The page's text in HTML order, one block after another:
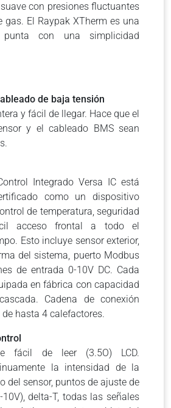
con presiones fluctuantes
gas. El Raypak XTherm es una
con una simplicidad
de baja tensión
y fácil de llegar. Hace que el
y el cableado BMS sean
Integrado Versa IC está
como un dispositivo
de temperatura, seguridad
acceso frontal a todo el
Esto incluye sensor exterior,
del sistema, puerto Modbus
de entrada 0-10V DC. Cada
en fábrica con capacidad
Cadena de conexión
hasta 4 calefactores.
fácil de leer (3.5O) LCD.
la intensidad de la
del sensor, puntos de ajuste de
delta-T, todas las señales